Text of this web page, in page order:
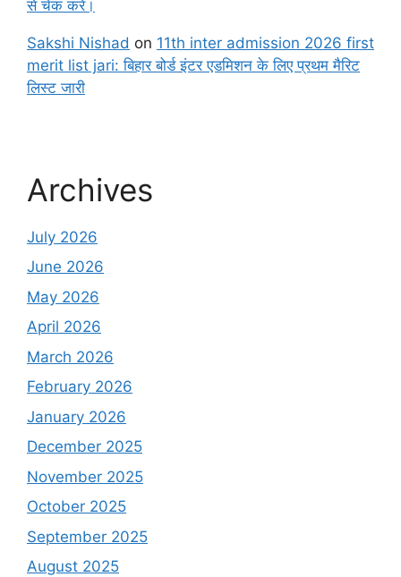
से चेक करें।
Sakshi Nishad on 11th inter admission 2026 first
merit list jari: बिहार बोर्ड इंटर एडमिशन के लिए प्रथम मैरिट
लिस्ट जारी
Archives
July 2026
June 2026
May 2026
April 2026
March 2026
February 2026
January 2026
December 2025
November 2025
October 2025
September 2025
August 2025